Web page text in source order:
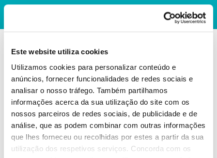
Este website utiliza cookies
Utilizamos cookies para personalizar conteúdo e
anúncios, fornecer funcionalidades de redes sociais e
analisar o nosso tráfego. Também partilhamos
informações acerca da sua utilização do site com os
nossos parceiros de redes sociais, de publicidade e de
análise, que as podem combinar com outras informações
que lhes forneceu ou recolhidas por estes a partir da sua
utilização dos respetivos serviços. Concorda com os